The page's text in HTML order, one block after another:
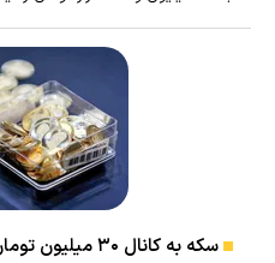
سکه به کانال ۳۰ میلیون تومان نزدیک شد